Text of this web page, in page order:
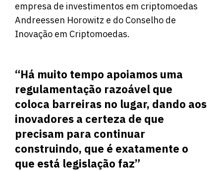
empresa de investimentos em criptomoedas
Andreessen Horowitz e do Conselho de
Inovação em Criptomoedas.
“Há muito tempo apoiamos uma
regulamentação razoável que
coloca barreiras no lugar, dando aos
inovadores a certeza de que
precisam para continuar
construindo, que é exatamente o
que está legislação faz”